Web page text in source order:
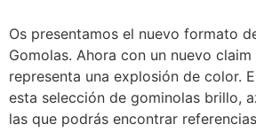
Os presentamos el nuevo formato
Gomolas. Ahora con un nuevo
representa una explosión de color.
esta selección de gominolas brillo,
las que podrás encontrar